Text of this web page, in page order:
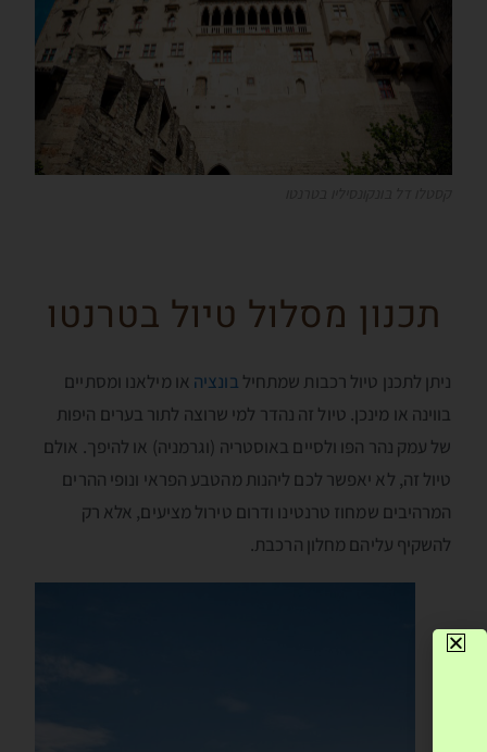
תכנון מסלול טיול בטרנטו
ניתן לתכנן טיול רכבות שמתחיל בונציה או מילאנו ומסתיים
בווינה או מינכן. טיול זה נהדר למי שרוצה לתור בערים היפות
של עמק נהר הפּו ולסיים באוסטריה (וגרמניה) או להיפך. אולם
טיול זה, לא יאפשר לכם ליהנות מהטבע הפראי ונופי ההרים
המרהיבים שמחוז טרנטינו ודרום טירול מציעים, אלא רק
להשקיף עליהם מחלון הרכבת.